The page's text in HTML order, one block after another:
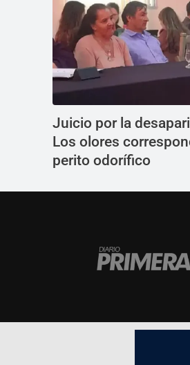
Juicio por la
Los olores
perito odorífico